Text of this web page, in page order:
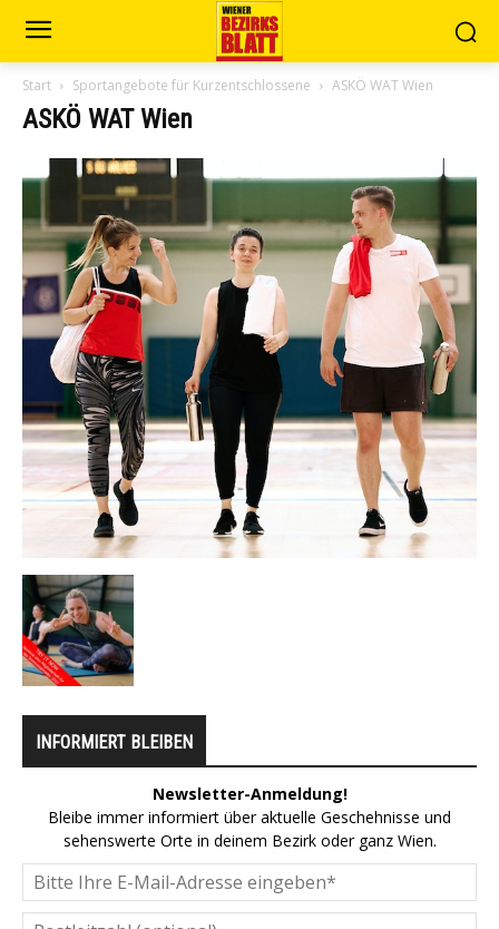
Start Sportangebote für Kurzentschlossene ASKÖ WAT Wien
ASKÖ WAT Wien
INFORMIERT BLEIBEN
Newsletter-Anmeldung!
Bleibe immer informiert über aktuelle Geschehnisse und
sehenswerte Orte in deinem Bezirk oder ganz Wien.